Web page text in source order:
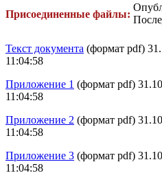
Присоединенные файлы:
Текст документа (формат pdf)
11:04:58
Приложение 1 (формат pdf)
11:04:58
Приложение 2 (формат pdf)
11:04:58
Приложение 3 (формат pdf)
11:04:58